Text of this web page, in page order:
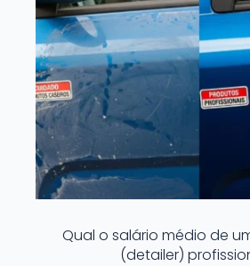
Qual o salário médio de
(detailer)